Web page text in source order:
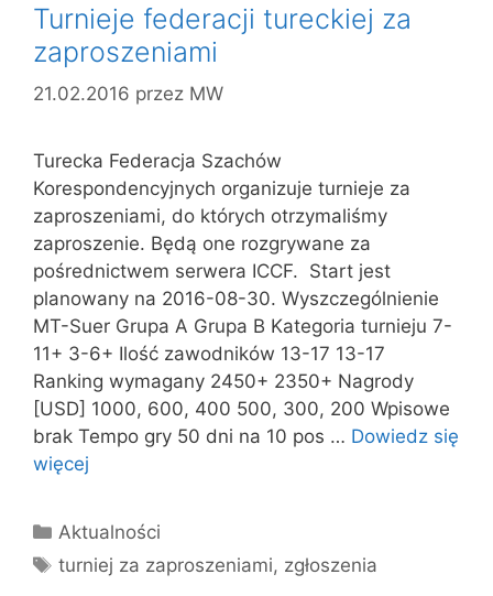
Turnieje federacji tureckiej za
zaproszeniami
21.02.2016 przez MW
Turecka Federacja Szachów
Korespondencyjnych organizuje turnieje za
zaproszeniami, do których otrzymaliśmy
zaproszenie. Będą one rozgrywane za
pośrednictwem serwera ICCF. Start jest
planowany na 2016-08-30. Wyszczególnienie
MT-Suer Grupa A Grupa B Kategoria turnieju 7-
11+ 3-6+ Ilość zawodników 13-17 13-17
Ranking wymagany 2450+ 2350+ Nagrody
[USD] 1000, 600, 400 500, 300, 200 Wpisowe
brak Tempo gry 50 dni na 10 pos … Dowiedz się
więcej
Kategorie
Aktualności
Tagi
turniej za zaproszeniami, zgłoszenia